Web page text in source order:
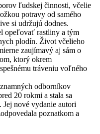
ľudskej činnosti, včelie
potravy od samého
si udržujú dodnes.
opeľovať rastliny a tým
plodín. Život včelieho
zaujímavý aj sám o
ktorý okrem
tráveniu voľného
odborníkov
20 rokmi a stala sa
Jej nové vydanie autori
poznatkom a